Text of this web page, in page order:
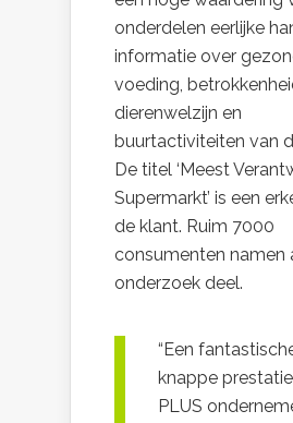
onderdelen eerlijke
informatie over
voeding,
dierenwelzijn en
buurtactiviteiten van
De titel ‘Meest
Supermarkt’ is een
de klant. Ruim 7000
consumenten namen
onderzoek deel.
“Een
knappe
PLUS